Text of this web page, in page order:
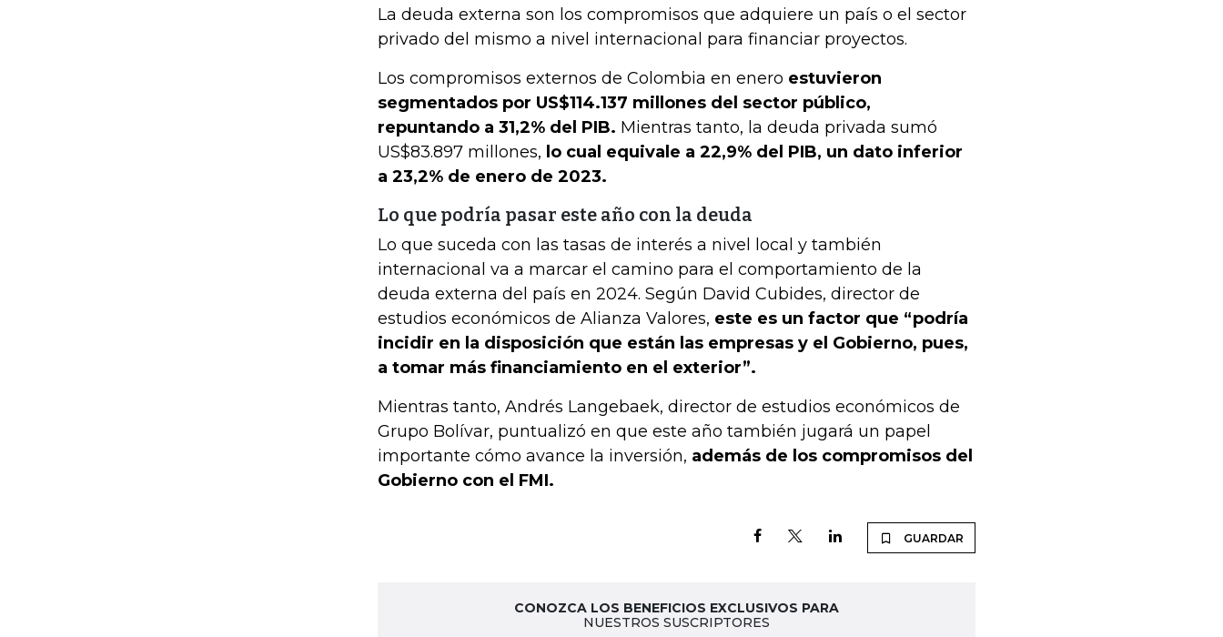
La deuda externa son los compromisos que adquiere un país o el sector
privado del mismo a nivel internacional para financiar proyectos.
Los compromisos externos de Colombia en enero estuvieron
segmentados por US$114.137 millones del sector público,
repuntando a 31,2% del PIB. Mientras tanto, la deuda privada sumó
US$83.897 millones, lo cual equivale a 22,9% del PIB, un dato inferior
a 23,2% de enero de 2023.
Lo que podría pasar este año con la deuda
Lo que suceda con las tasas de interés a nivel local y también
internacional va a marcar el camino para el comportamiento de la
deuda externa del país en 2024. Según David Cubides, director de
estudios económicos de Alianza Valores, este es un factor que “podría
incidir en la disposición que están las empresas y el Gobierno, pues,
a tomar más financiamiento en el exterior”.
Mientras tanto, Andrés Langebaek, director de estudios económicos de
Grupo Bolívar, puntualizó en que este año también jugará un papel
importante cómo avance la inversión, además de los compromisos del
Gobierno con el FMI.
GUARDAR
CONOZCA LOS BENEFICIOS EXCLUSIVOS PARA
NUESTROS SUSCRIPTORES